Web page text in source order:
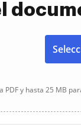
y hasta 25 MB para